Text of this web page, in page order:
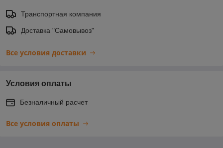
Транспортная компания
Доставка "Самовывоз"
Все условия доставки
Условия оплаты
Безналичный расчет
Все условия оплаты